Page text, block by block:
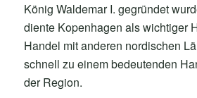
König Waldemar I. gegründet
diente Kopenhagen als wichtiger
Handel mit anderen nordischen
schnell zu einem bedeutenden
der Region.